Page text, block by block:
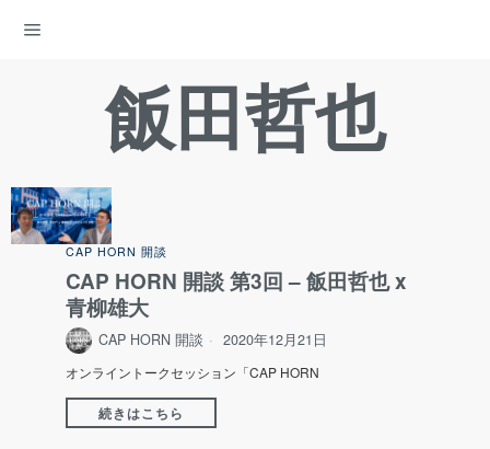
飯田哲也
CAP HORN 開談
CAP HORN 開談 第3回 – 飯田哲也 x
青柳雄大
CAP HORN 開談 2020年12月21日
オンライントークセッション「CAP HORN
続きはこちら